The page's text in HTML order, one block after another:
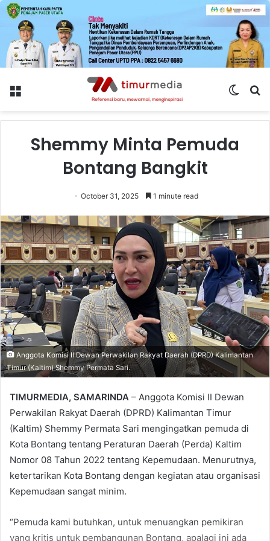
Menu
Switch
Shemmy Minta Pemuda
Bontang Bangkit
October 31, 2025 1 minute read
Anggota Komisi II Dewan Perwakilan Rakyat Daerah (DPRD) Kalimantan
Timur (Kaltim) Shemmy Permata Sari.
TIMURMEDIA, SAMARINDA – Anggota Komisi II Dewan
Perwakilan Rakyat Daerah (DPRD) Kalimantan Timur
(Kaltim) Shemmy Permata Sari mengingatkan pemuda di
Kota Bontang tentang Peraturan Daerah (Perda) Kaltim
Nomor 08 Tahun 2022 tentang Kepemudaan. Menurutnya,
ketertarikan Kota Bontang dengan kegiatan atau organisasi
Kepemudaan sangat minim.
“Pemuda kami butuhkan, untuk menuangkan pemikiran
yang kritis untuk pembangunan Bontang, apalagi ini ada